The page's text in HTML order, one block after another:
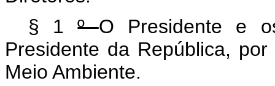
§ 1ºO Presidente e
Presidente da República,
Meio Ambiente.